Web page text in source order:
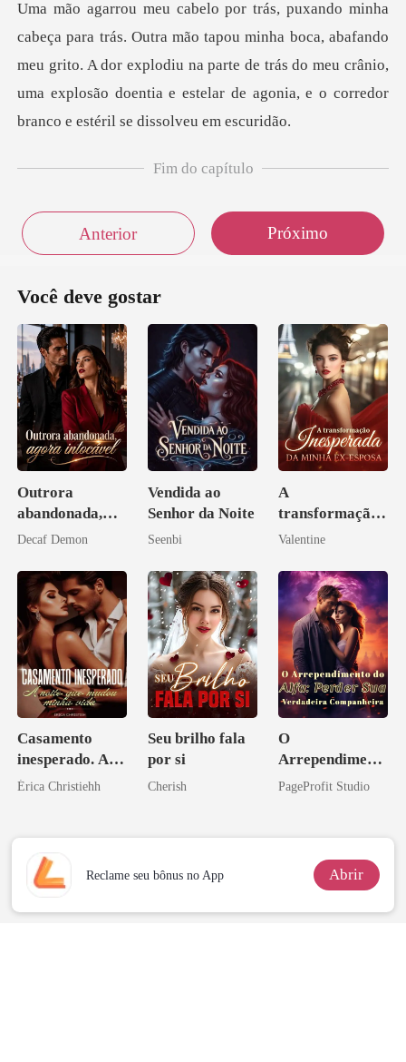
nha boca, abafando
meu grito. A dor explodiu na parte de trás do meu crânio,
uma explos
Fim do capítulo
Anterior Próximo
Você deve gostar
Outrora
abandonada,
agora intocável
Decaf Demon
Vendida ao
Senhor da Noite
Seenbi
A
transformação
inesperada da
esposa
Valentine
Casamento
inesperado. A
noite que mudou
Érica Christiehh
Seu brilho fala
por si
Cherish
O
Arrependiment
o do Alfa:
Companheira
PageProfit Studio
Reclame seu bônus no App Abrir